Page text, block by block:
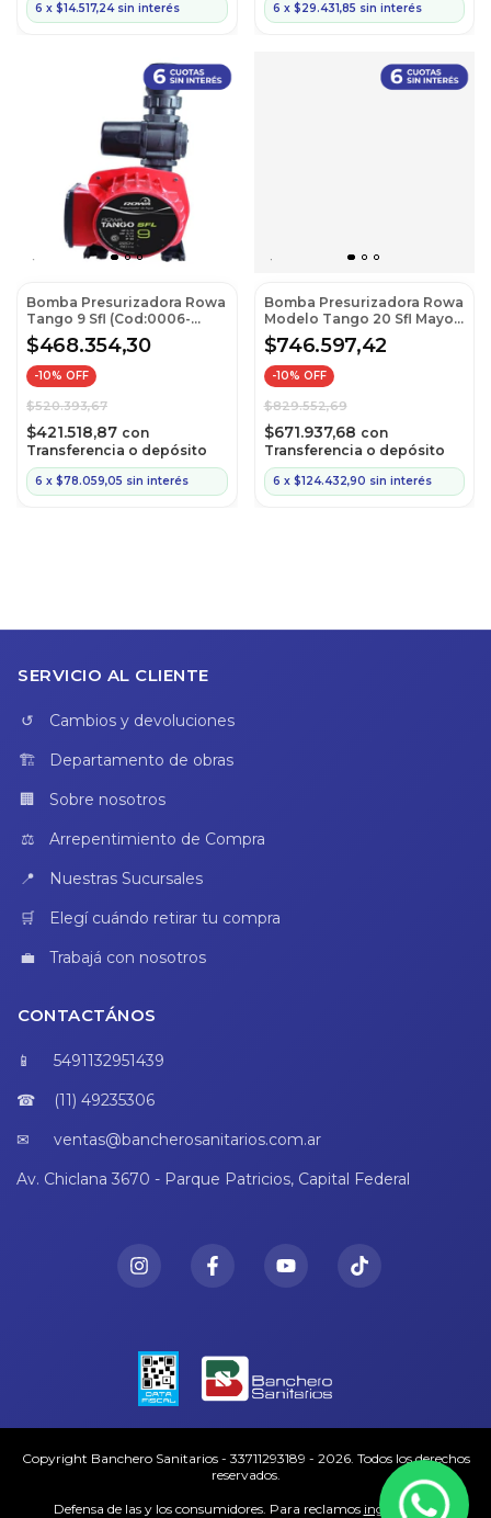
6 x $14.517,24 sin interés 6 x $29.431,85 sin interés
Bomba Presurizadora Rowa
Tango 9 Sfl (Cod:0006-
0001)
$468.354,30
-10% OFF
$520.393,67
$421.518,87 con
Transferencia o depósito
6 x $78.059,05 sin interés
Bomba Presurizadora Rowa
Modelo Tango 20 Sfl Mayor
Presión
$746.597,42
-10% OFF
$829.552,69
$671.937,68 con
Transferencia o depósito
6 x $124.432,90 sin interés
SERVICIO AL CLIENTE
Cambios y devoluciones
Departamento de obras
Sobre nosotros
Arrepentimiento de Compra
Nuestras Sucursales
Elegí cuándo retirar tu compra
Trabajá con nosotros
CONTACTÁNOS
5491132951439
(11) 49235306
ventas@bancherosanitarios.com.ar
Av. Chiclana 3670 - Parque Patricios, Capital Federal
Copyright Banchero Sanitarios - 33711293189 - 2026. Todos los derechos
reservados.
Defensa de las y los consumidores. Para reclamos ingresá acá.